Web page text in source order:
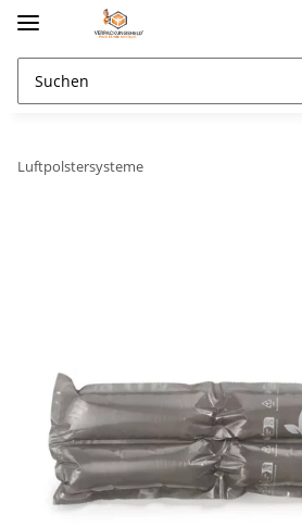
Luftpolstersysteme